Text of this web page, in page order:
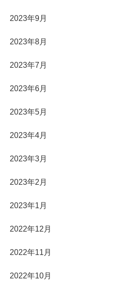
2023年9月
2023年8月
2023年7月
2023年6月
2023年5月
2023年4月
2023年3月
2023年2月
2023年1月
2022年12月
2022年11月
2022年10月